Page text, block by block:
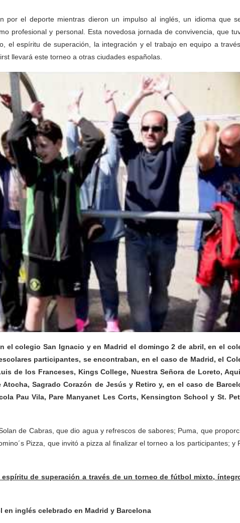
por el deporte mientras dieron un impulso al inglés, un idioma que
profesional y personal. Esta novedosa jornada de convivencia, que
el espíritu de superación, la integración y el trabajo en equipo a
llevará este torneo a otras ciudades españolas.
el colegio San Ignacio y en Madrid el domingo 2 de abril, en el
participantes, se encontraban, en el caso de Madrid, el
de los Franceses, Kings College, Nuestra Señora de Loreto,
Sagrado Corazón de Jesús y Retiro y, en el caso de
Pau Vila, Pare Manyanet Les Corts, Kensington School y St.
de Cabras, que dio agua y refrescos de sabores; Puma, que
Pizza, que invitó a pizza al finalizar el torneo a los participantes; y
de superación a través de un torneo de fútbol mixto,
inglés celebrado en Madrid y Barcelona